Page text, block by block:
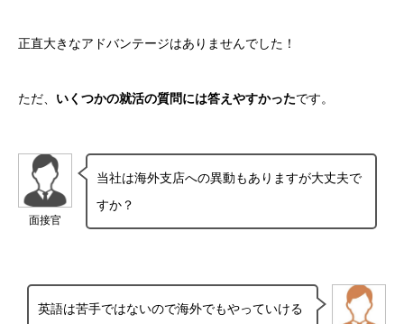
正直大きなアドバンテージはありませんでした！
ただ、 いくつかの就活の質問には答えやすかったです。
面接官
当社は海外支店への異動もありますが大丈夫で
すか？
英語は苦手ではないので海外でもやっていける